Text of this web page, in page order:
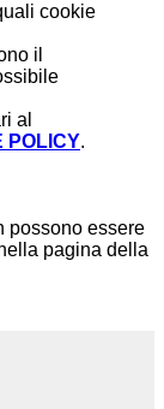
cookie
il
al
POLICY.
possono essere
pagina della